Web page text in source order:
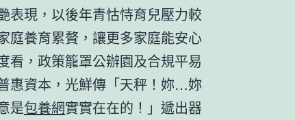
表現，以後年青怙恃育兒壓力較
庭養育累贅，讓更多家庭能安心
看，政策籠罩公辦園及合規平易
惠資本，光鮮傳「天秤！妳…妳
是包養網實實在在的！」遞出器